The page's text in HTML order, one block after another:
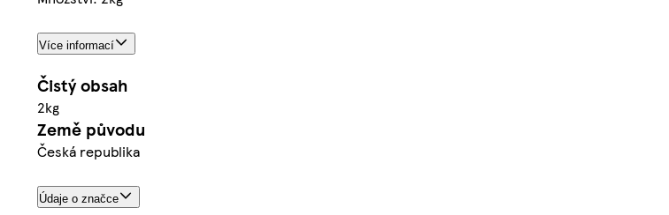
Více informací
Čistý obsah
2kg
Země původu
Česká republika
Údaje o značce